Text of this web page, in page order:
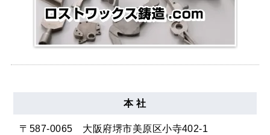
本 社
〒587-0065
大阪府堺市美原区小寺402-1